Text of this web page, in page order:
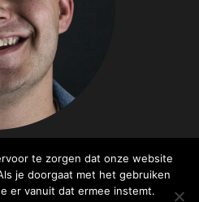
|Thema:Popularis
te zorgen dat onze website
je doorgaat met het gebruiken
er vanuit dat ermee instemt.